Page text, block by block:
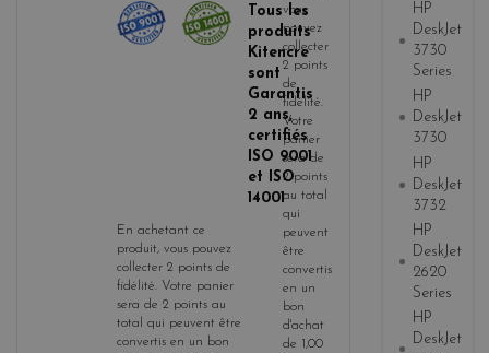
Tous les
produits
Kitencre
sont
Garantis
2 ans,
certifiés
ISO 9001
et ISO
14001
En achetant ce
produit, vous pouvez
collecter 2 points de
fidélité. Votre panier
sera de 2 points au
total qui peuvent être
convertis en un bon
vous
pouvez
collecter
2 points
de
fidélité.
Votre
panier
sera de
2points
au total
qui
peuvent
être
convertis
en un
bon
d'achat
de 1,00
HP
DeskJet
3730
Series
HP
DeskJet
3730
HP
DeskJet
3732
HP
DeskJet
2620
Series
HP
DeskJet